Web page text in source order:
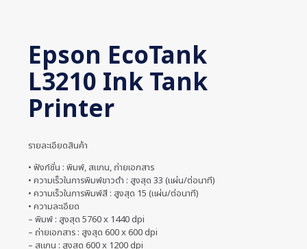
Epson EcoTank
L3210 Ink Tank
Printer
รายละเอียดสินค้า
• ฟังก์ชั่น : พิมพ์, สแกน, ถ่ายเอกสาร
• ความเร็วในการพิมพ์ขาวดำ : สูงสุด 33 (แผ่น/ต่อนาที)
• ความเร็วในการพิมพ์สี : สูงสุด 15 (แผ่น/ต่อนาที)
• ความละเอียด
– พิมพ์ : สูงสุด 5760 x 1440 dpi
– ถ่ายเอกสาร : สูงสุด 600 x 600 dpi
– สแกน : สูงสุด 600 x 1200 dpi